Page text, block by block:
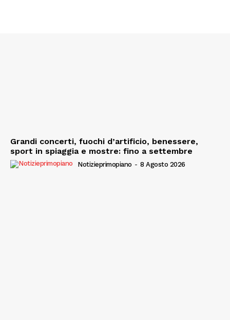
Grandi concerti, fuochi d’artificio, benessere,
sport in spiaggia e mostre: fino a settembre
Notizieprimopiano - 8 Agosto 2026